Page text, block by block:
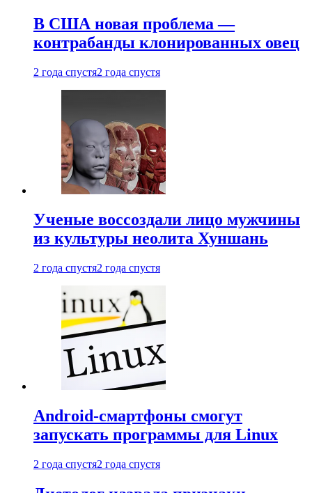
В США новая проблема —
контрабанды клонированных овец
2 года спустя2 года спустя
Ученые воссоздали лицо мужчины
из культуры неолита Хуншань
2 года спустя2 года спустя
Android-смартфоны смогут
запускать программы для Linux
2 года спустя2 года спустя